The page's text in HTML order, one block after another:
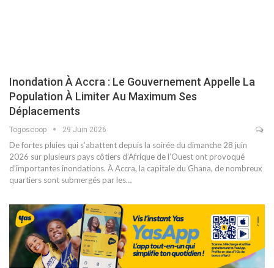
Inondation À Accra : Le Gouvernement Appelle La
Population À Limiter Au Maximum Ses
Déplacements
Togoscoop 29 Juin 2026
De fortes pluies qui s’abattent depuis la soirée du dimanche 28 juin
2026 sur plusieurs pays côtiers d’Afrique de l’Ouest ont provoqué
d’importantes inondations. À Accra, la capitale du Ghana, de nombreux
quartiers sont submergés par les…